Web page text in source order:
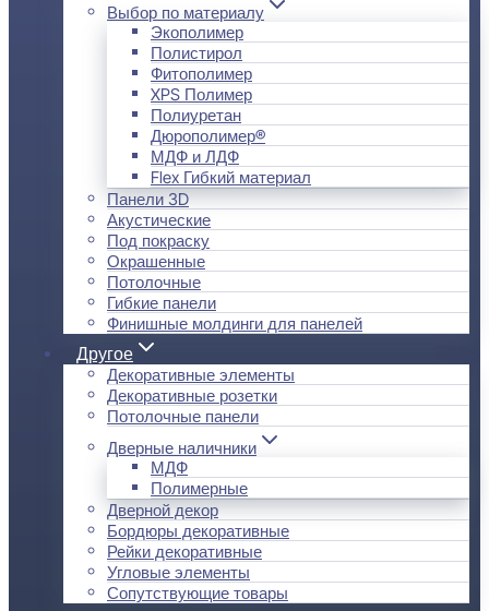
Выбор по материалу
Экополимер
Полистирол
Фитополимер
XPS Полимер
Полиуретан
Дюрополимер®
МДФ и ЛДФ
Flex Гибкий материал
Панели 3D
Акустические
Под покраску
Окрашенные
Потолочные
Гибкие панели
Финишные молдинги для панелей
Другое
Декоративные элементы
Декоративные розетки
Потолочные панели
Дверные наличники
МДФ
Полимерные
Дверной декор
Бордюры декоративные
Рейки декоративные
Угловые элементы
Сопутствующие товары